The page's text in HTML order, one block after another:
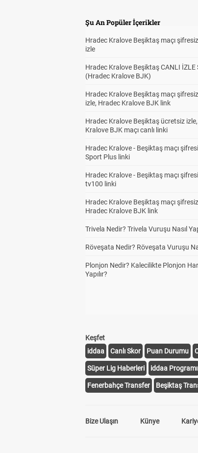
Şu An Popüler İçerikler
Hradec Kralove Beşiktaş maçı şifresiz
izle
Hradec Kralove Beşiktaş CANLI İZLE
(Hradec Kralove BJK)
Hradec Kralove Beşiktaş maçı
izle, Hradec Kralove BJK link
Hradec Kralove Beşiktaş ücretsiz
Kralove BJK maçı canlı linki
Hradec Kralove - Beşiktaş maçı
Sport Plus linki
Hradec Kralove - Beşiktaş maçı
tv100 linki
Hradec Kralove Beşiktaş maçı
Hradec Kralove BJK link
Trivela Nedir? Trivela Vuruşu Nasıl
Röveşata Nedir? Röveşata Vuruşu
Plonjon Nedir? Kalecilikte Plonjon
Yapılır?
Keşfet
iddaa
Canlı Skor Puan Durumu
Süper Lig Haberleri iddaa Programı
Fenerbahçe Transfer Beşiktaş
Bize Ulaşın Künye